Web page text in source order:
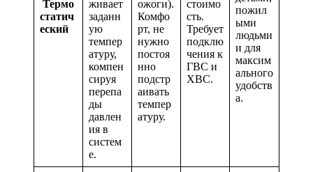
Термо
статич
еский
живает
заданн
ую
темпер
атуру,
компен
сируя
перепа
ды
давлен
ия в
систем
е.
ожоги).
Комфо
рт, не
нужно
постоя
нно
подстр
аивать
темпер
атуру.
стоимо
сть.
Требует
подклю
чения к
ГВС и
ХВС.
пожил
ыми
людьми
и для
максим
ального
удобств
а.